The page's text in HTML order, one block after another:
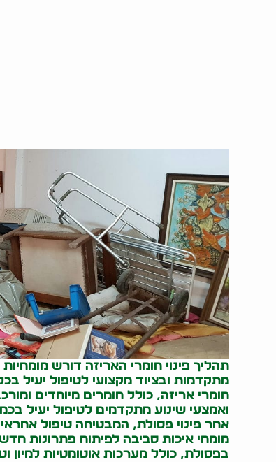
תהליך פינוי חומרי האריזה דורש
מתקדמות ובציוד מקצועי לטיפול יעיל
חומרי אריזה, כולל חומרים מיוחדים
ואמצעי שינוע מתקדמים לטיפול יעיל
אחר פינוי פסולת, המבטיחה טיפול
מומחי איכות סביבה לפיתוח פתרונות
בפסולת, כולל מערכות אוטומטיות למיון